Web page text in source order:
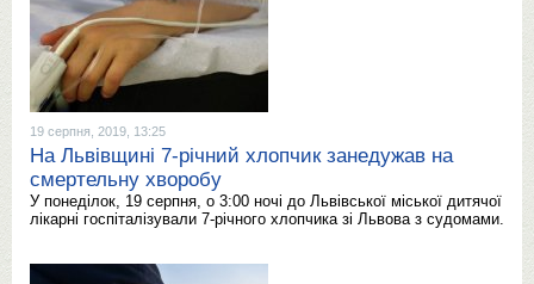
19 серпня, 2019, 13:25
На Львівщині 7-річний хлопчик занедужав на
смертельну хворобу
У понеділок, 19 серпня, о 3:00 ночі до Львівської міської дитячої
лікарні госпіталізували 7-річного хлопчика зі Львова з судомами.